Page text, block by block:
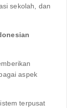
sekolah, dan
aspek
terpusat